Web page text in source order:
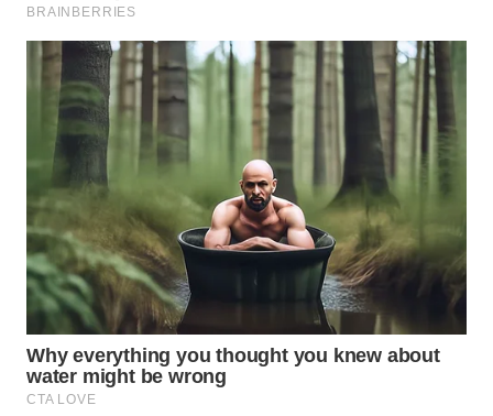
SIMALUNGUN
WN
LABUHANBATU
TAPANULI
TENGAH
WN DELI
SERDANG
WN
TEBING
TINGGI